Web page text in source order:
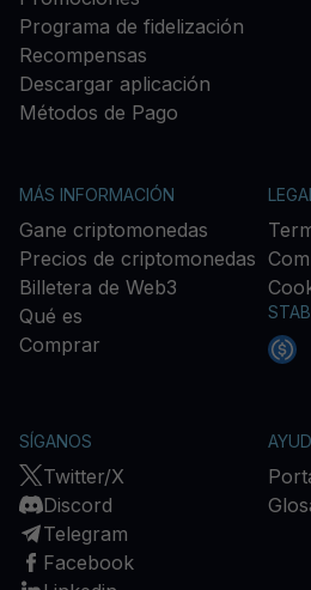
Programa de fidelización
Recompensas
Descargar aplicación
Métodos de Pago
MÁS INFORMACIÓN
Gane criptomonedas
Precios de criptomonedas
Billetera de Web3
Qué es
Comprar
LEGAL
SÍGANOS
Twitter/X
Discord
Telegram
Facebook